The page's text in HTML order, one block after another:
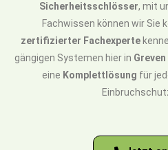
Sicherheitsschlösser, mit
Fachwissen können wir Sie
zertifizierter Fachexperte
gängigen Systemen hier in Greven
eine Komplettlösung für